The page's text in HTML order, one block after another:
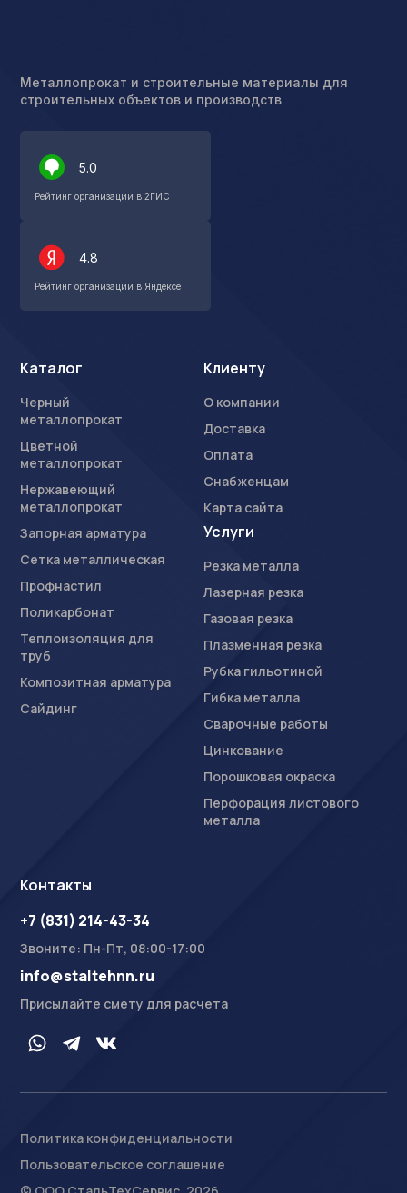
Металлопрокат и строительные материалы для
строительных объектов и производств
5.0
Рейтинг организации в 2ГИС
4.8
Рейтинг организации в Яндексе
Каталог
Черный
металлопрокат
Цветной
металлопрокат
Нержавеющий
металлопрокат
Запорная арматура
Сетка металлическая
Профнастил
Поликарбонат
Теплоизоляция для
труб
Композитная арматура
Сайдинг
Клиенту
О компании
Доставка
Оплата
Снабженцам
Карта сайта
Услуги
Резка металла
Лазерная резка
Газовая резка
Плазменная резка
Рубка гильотиной
Гибка металла
Сварочные работы
Цинкование
Порошковая окраска
Перфорация листового
металла
Контакты
+7 (831) 214-43-34
Звоните: Пн-Пт, 08:00-17:00
info@staltehnn.ru
Присылайте смету для расчета
Политика конфиденциальности
Пользовательское соглашение
На сайте осуществляется обработка пользовательских